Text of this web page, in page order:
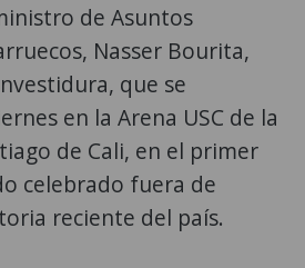
de Asuntos
Nasser Bourita,
que se
en la Arena USC de la
de Cali, en el primer
celebrado fuera de
reciente del país.